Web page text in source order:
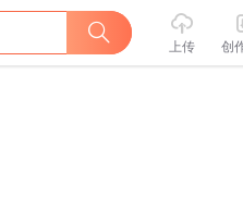
上传 创